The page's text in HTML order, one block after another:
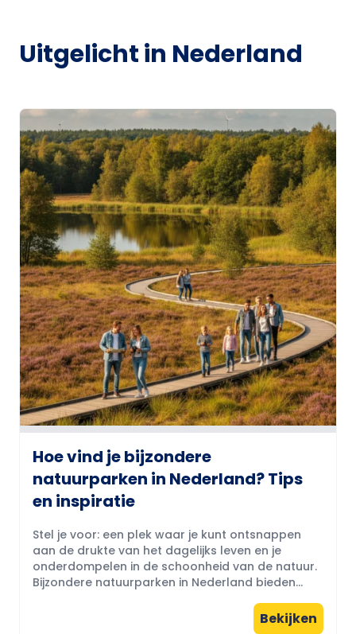
Uitgelicht in Nederland
Hoe vind je bijzondere
natuurparken in Nederland? Tips
en inspiratie
Stel je voor: een plek waar je kunt ontsnappen
aan de drukte van het dagelijks leven en je
onderdompelen in de schoonheid van de natuur.
Bijzondere natuurparken in Nederland bieden...
Bekijken